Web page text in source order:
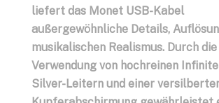
liefert das Monet USB-Kabel
außergewöhnliche Details,
musikalischen Realismus. Durch die
Verwendung von hochreinen
Silver-Leitern und einer